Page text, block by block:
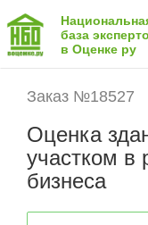
база
в Оценке ру
Заказ №18527
Оценка
участком в
бизнеса